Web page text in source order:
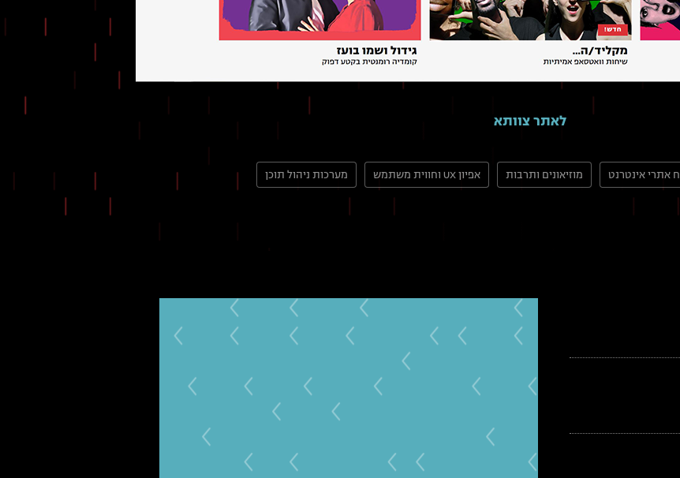
לאתר צוותא
אתרי אינטרנט מוזיאונים ותרבות אפיון UX וחווית משתמש מערכות ניהול תוכן